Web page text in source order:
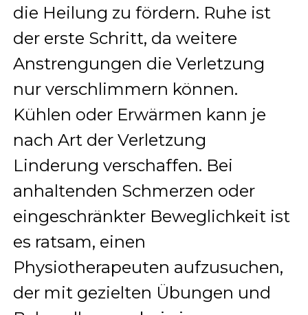
die Heilung zu fördern. Ruhe ist
der erste Schritt, da weitere
Anstrengungen die Verletzung
nur verschlimmern können.
Kühlen oder Erwärmen kann je
nach Art der Verletzung
Linderung verschaffen. Bei
anhaltenden Schmerzen oder
eingeschränkter Beweglichkeit ist
es ratsam, einen
Physiotherapeuten aufzusuchen,
der mit gezielten Übungen und